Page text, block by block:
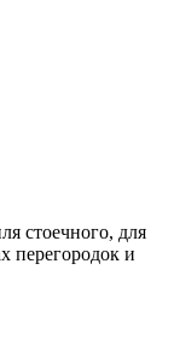
стоечного, для
перегородок и